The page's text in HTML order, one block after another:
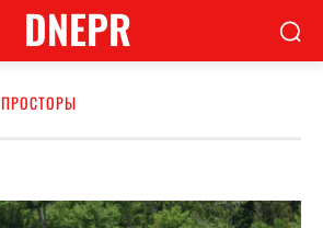
DNEPR
ПРОСТОРЫ